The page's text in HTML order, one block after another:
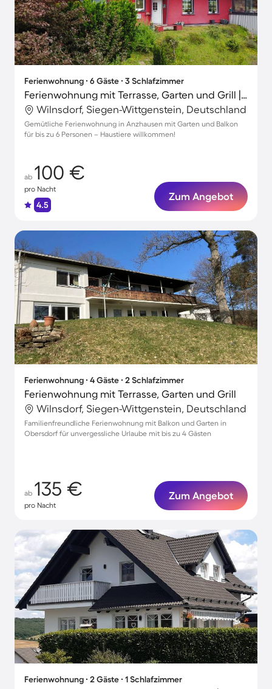
Ferienwohnung ∙ 6 Gäste ∙ 3 Schlafzimmer
Ferienwohnung mit Terrasse, Garten und Grill | Perfekt für die Arbeit von Zuhause
Wilnsdorf, Siegen-Wittgenstein, Deutschland
Gemütliche Ferienwohnung in Anzhausen mit Garten und Balkon
für bis zu 6 Personen – Haustiere willkommen!
ab 100 €
pro Nacht
4.5
Zum Angebot
Ferienwohnung ∙ 4 Gäste ∙ 2 Schlafzimmer
Ferienwohnung mit Terrasse, Garten und Grill
Wilnsdorf, Siegen-Wittgenstein, Deutschland
Familienfreundliche Ferienwohnung mit Balkon und Garten in
Obersdorf für unvergessliche Urlaube mit bis zu 4 Gästen
ab 135 €
pro Nacht
Zum Angebot
Ferienwohnung ∙ 2 Gäste ∙ 1 Schlafzimmer